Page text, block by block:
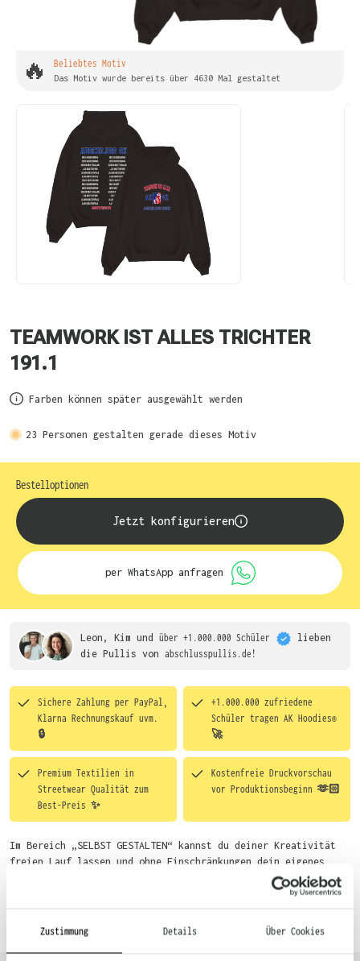
Zustimmung Details Über Cookies
🔥 Beliebtes Motiv
Das Motiv wurde bereits über 4630 Mal gestaltet
TEAMWORK IST ALLES TRICHTER
191.1
Farben können später ausgewählt werden
23 Personen gestalten gerade dieses Motiv
Bestelloptionen
Jetzt konfigurieren
per WhatsApp anfragen
Leon, Kim und über +1.000.000 Schüler
lieben
die Pullis von abschlusspullis.de!
Sichere Zahlung per PayPal,
Klarna Rechnungskauf uvm.
🔒
+1.000.000 zufriedene
Schüler tragen AK Hoodies®
🚀
Premium Textilien in
Streetwear Qualität zum
Best-Preis ✨
Kostenfreie Druckvorschau
vor Produktionsbeginn 🫶🏻
Im Bereich „SELBST GESTALTEN“ kannst du deiner Kreativität
freien Lauf lassen und ohne Einschränkungen dein eigenes
Motiv entwerfen. Um dir den Einstieg zu erleichtern, stellen
wir eine von unseren Designern vorgefertigte Vorlage bereit.
beginne anschließend mit der Gestaltung. Alternativ kannst